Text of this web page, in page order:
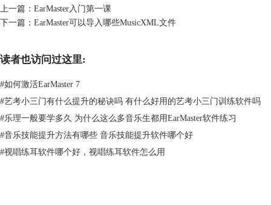
音符（O）：Alt+BkSp（删除乐音），Ctrl+Num 6（全音符），Ctrl+Num
5（二分音符），Ctrl+Num 4（四分音符），Ctrl+Num 3（八分音符），
（连音），Ctrl+Num 7（降半音记号Flat），Ctrl+Num 8（还原记号
上一篇： EarMaster入门第一课
下一篇： EarMaster可以导入哪些MusicXML文件
读者也访问过这里:
#如何激活EarMaster 7
#艺考小三门有什么提升的秘诀吗 有什么好用的艺考小三门训练软件吗
#乐理一般要学多久 为什么这么多音乐生都用EarMaster软件练习
#音乐技能提升方法有哪些 音乐技能提升软件哪个好
#视唱练耳软件哪个好，视唱练耳软件怎么用